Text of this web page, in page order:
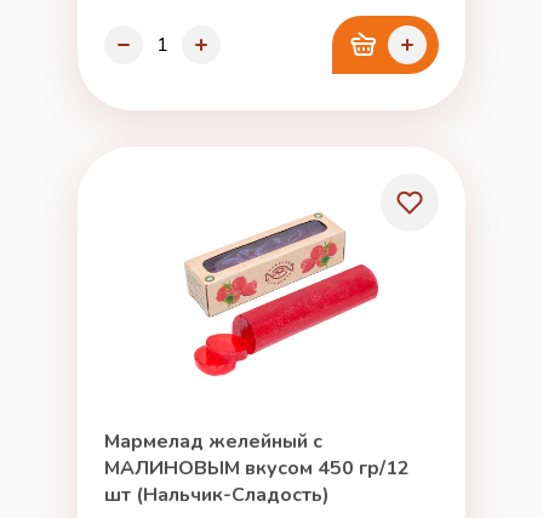
Мармелад желейный с
МАЛИНОВЫМ вкусом 450 гр/12
шт (Нальчик-Сладость)